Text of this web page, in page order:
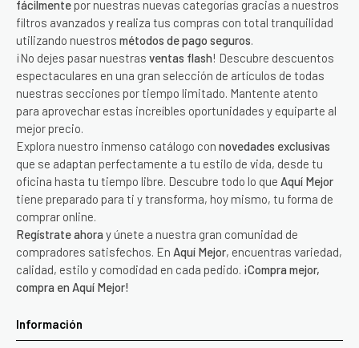
fácilmente por nuestras nuevas categorías gracias a nuestros
filtros avanzados y realiza tus compras con total tranquilidad
utilizando nuestros métodos de pago seguros.
¡No dejes pasar nuestras ventas flash! Descubre descuentos
espectaculares en una gran selección de artículos de todas
nuestras secciones por tiempo limitado. Mantente atento
para aprovechar estas increíbles oportunidades y equiparte al
mejor precio.
Explora nuestro inmenso catálogo con novedades exclusivas
que se adaptan perfectamente a tu estilo de vida, desde tu
oficina hasta tu tiempo libre. Descubre todo lo que Aquí Mejor
tiene preparado para ti y transforma, hoy mismo, tu forma de
comprar online.
Regístrate ahora y únete a nuestra gran comunidad de
compradores satisfechos. En Aquí Mejor, encuentras variedad,
calidad, estilo y comodidad en cada pedido. ¡Compra mejor,
compra en Aquí Mejor!
Información